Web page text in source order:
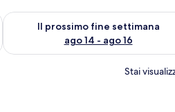
ago 7 - ago 9
Il prossimo fine settimana
ago 14 - ago 16
Verifica la disponibilità per il
Stai
che dà su un'area relax all'aperto.
grande, una scrivania e vista sul mare.